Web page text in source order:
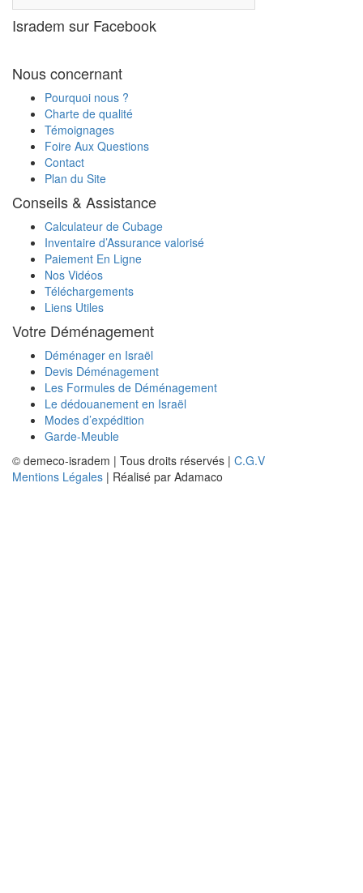
Combien de temps prend le
dédouaner une voiture ?
Un touriste a-t-il besoin d'un permis
israélien pour importer temporairement son
véhicule en Israël ?
Isradem sur Facebook
Nous concernant
Pourquoi nous ?
Charte de qualité
Témoignages
Foire Aux Questions
Contact
Plan du Site
Conseils & Assistance
Calculateur de Cubage
Inventaire d’Assurance valorisé
Paiement En Ligne
Nos Vidéos
Téléchargements
Liens Utiles
Votre Déménagement
Déménager en Israël
Devis Déménagement
Les Formules de Déménagement
Le dédouanement en Israël
Modes d’expédition
Garde-Meuble
© demeco-isradem | Tous droits réservés | C.G.V
Mentions Légales | Réalisé par Adamaco